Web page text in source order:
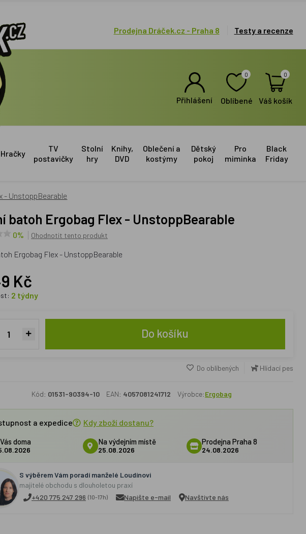
Prodejna Dráček.cz - Praha 8 Testy a recenze
Přihlášení
0
Oblíbené
0
Váš košík
Hračky
TV
postavičky
Stolní
hry
Knihy,
DVD
Oblečení a
kostýmy
Dětský
pokoj
Pro
miminka
Black
Friday
- UnstoppBearable
batoh Ergobag Flex - UnstoppBearable
0% Ohodnotit tento produkt
Ergobag Flex - UnstoppBearable
Kč
2 týdny
Do košíku
Do oblíbených Hlídací pes
Kód: 01531-90394-10 EAN: 4057081241712 Výrobce:Ergobag
a expedice Kdy zboží dostanu?
doma Na výdejním místě
25.08.2026
Prodejna Praha 8
24.08.2026
S výběrem Vám poradí manželé Loudínovi
majitelé obchodu s dlouholetou praxí
+420 775 247 296 (10-17h) Napište e-mail Navštivte nás